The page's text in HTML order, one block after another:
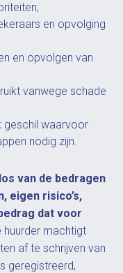
en opvolging
en opvolgen van
vanwege schade
geschil waarvoor
nodig zijn.
van de bedragen
eigen risico’s,
dat voor
huurder machtigt
af te schrijven van
geregistreerd,